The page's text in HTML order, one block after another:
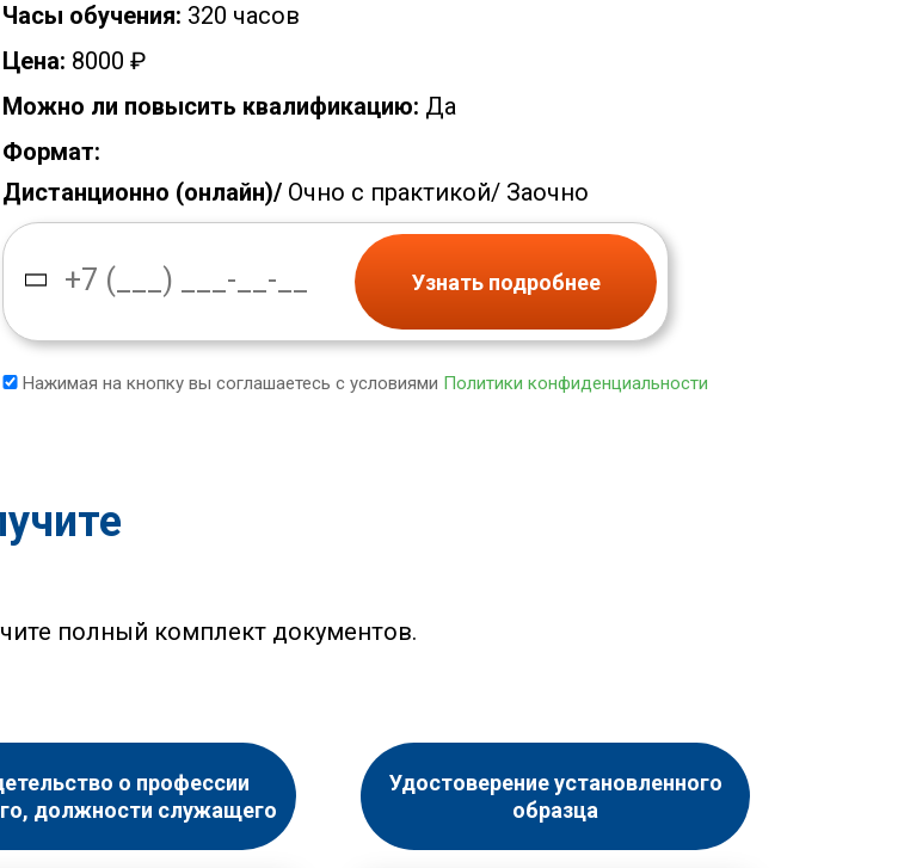
Часы обучения: 320 часов
Цена: 8000 ₽
Можно ли повысить квалификацию: Да
Формат:
Дистанционно (онлайн)/ Очно с практикой/ Заочно
Узнать подробнее
Нажимая на кнопку вы соглашаетесь с условиями Политики конфиденциальности
полный комплект документов.
о профессии
должности служащего
Удостоверение установленного
образца